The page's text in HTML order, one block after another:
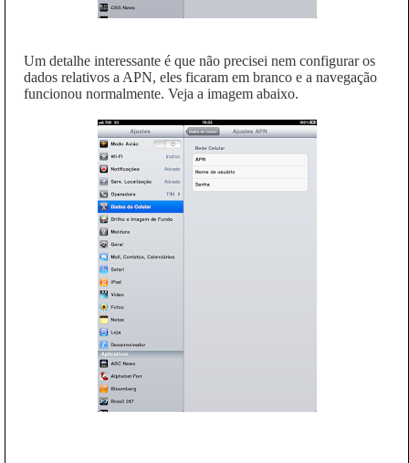
Um detalhe interessante é que não precisei nem configurar os
dados relativos a APN, eles ficaram em branco e a navegação
funcionou normalmente. Veja a imagem abaixo.